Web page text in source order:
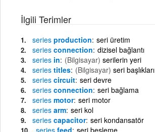
İlgili Terimler
series production seri üretim
series connection dizisel bağlantı
series in (Bilgisayar) serilerin yeri
series titles (Bilgisayar) seri başlıkları
series circuit seri devre
series connection seri bağlama
series motor seri motor
series arm seri kol
series capacitor seri kondansatör
series feed seri besleme